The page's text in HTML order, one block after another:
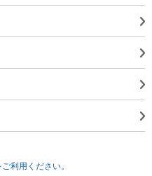
利用ください。